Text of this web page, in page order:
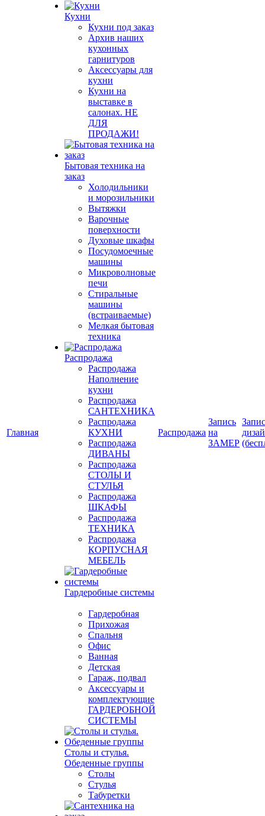
Главная
Кухни
Кухни под заказ
Архив наших
кухонных
гарнитуров
Аксессуары для
кухни
Кухни на
выставке в
салонах. НЕ
ДЛЯ
ПРОДАЖИ!
Бытовая техника на
заказ
Холодильники
и морозильники
Вытяжки
Варочные
поверхности
Духовые шкафы
Посудомоечные
машины
Микроволновые
печи
Стиральные
машины
(встраиваемые)
Мелкая бытовая
техника
Распродажа
Распродажа
Наполнение
кухни
Распродажа
САНТЕХНИКА
Распродажа
КУХНИ
Распродажа
ДИВАНЫ
Распродажа
СТОЛЫ И
СТУЛЬЯ
Распродажа
ШКАФЫ
Распродажа
ТЕХНИКА
Распродажа
КОРПУСНАЯ
МЕБЕЛЬ
Гардеробные системы
Гардеробная
Прихожая
Спальня
Офис
Ванная
Детская
Гараж, подвал
Аксессуары и
комплектующие
ГАРДЕРОБНОЙ
СИСТЕМЫ
Столы и стулья.
Обеденные группы
Столы
Стулья
Табуретки
Распродажа
Запись
на
ЗАМЕР